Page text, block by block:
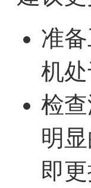
准
机
检
明
即更